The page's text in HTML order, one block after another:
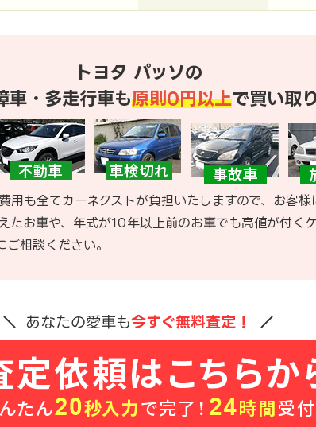
トヨタ パッソの
車・多走行車も原則0円以上で買い取
用も全てカーネクストが負担いたしますので、お客
たお車や、年式が10年以上前のお車でも高値が付く
相談ください。
あなたの愛車も今すぐ無料査定！